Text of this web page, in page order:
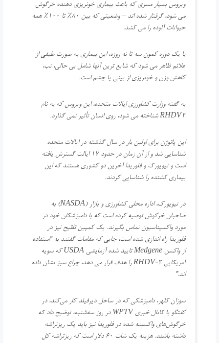
ویروس بسیار مسری که باعث بیماری خونریزی دهنده خرگوش
می شود، گرفتار شده اند – وضعیتی که بین 80٪ تا 100٪ همه
حیوانات آلوده را می کشد.
با یک دوره کمون سه تا نه روزه، این بیماری به صورت طیفی از
علائم ظاهر می شود که شایع ترین آنها شامل بی حالی، تب،
کاهش وزن و خونریزی از بینی یا چشم است.
به گفته وزارت کشاورزی ایالات متحده، این ویروس که به نام
RHDV2 شناخته می شود، روی انسان تأثیر نمی گذارد.
این پاتوژن برای اولین بار در سال گذشته در ایالات متحده
شناسایی شد و از آن زمان در حدود 17 ایالت گسترش یافته
است و نیویورک و فلوریدا آخرین دو کشوری هستند که این
بیماری کشنده را شناسایی کردند.
در نیویورک، اداره محلی کشاورزی و بازار (NASDA) به
صاحبان خرگوش توصیه کرده است که با دامپزشکان خود در
مورد واکسیناسیون تماس بگیرند. یک کمپین تلقیح نیز در
فلوریدا راه اندازی شده است، جایی که مقامات گفتند به “استفاده
از واکسن Medgene تایید شده آزمایشی USDA که سویه
آمریکایی RHDV-2 را هدف قرار می دهد، چراغ سبز نشان داده
اند.”
سوزان کلهر، دامپزشکی که در ساحل دیرفیلد کار می‌کند، در
گفتگو با کانال خبری WPTV در روز سه‌شنبه، توضیح داد که
خرگوش‌های واکسینه شده در فلوریدا نیز باید یک ریزتراشه
داشته باشند. هزینه یک شات 60 دلار است که ریزتراشه کل